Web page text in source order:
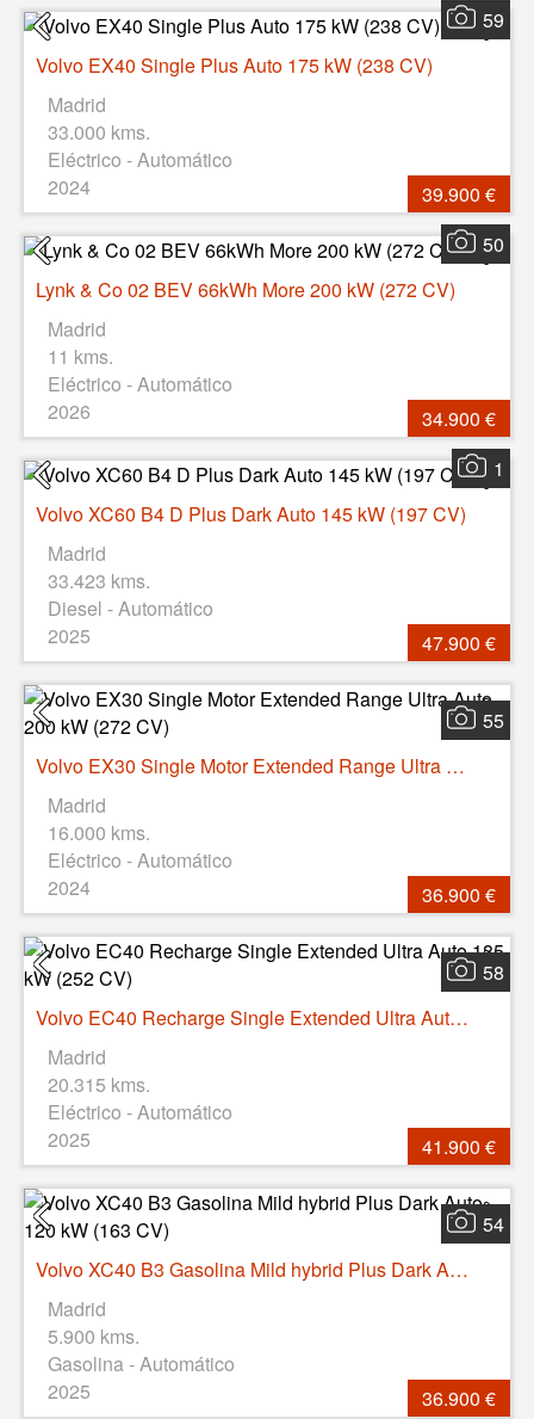
59
Volvo EX40 Single Plus Auto 175 kW (238 CV)
Madrid
33.000 kms.
Eléctrico - Automático
2024
39.900 €
50
Lynk & Co 02 BEV 66kWh More 200 kW (272 CV)
Madrid
11 kms.
Eléctrico - Automático
2026
34.900 €
1
Volvo XC60 B4 D Plus Dark Auto 145 kW (197 CV)
Madrid
33.423 kms.
Diesel - Automático
2025
47.900 €
55
Volvo EX30 Single Motor Extended Range Ultra Auto 200 kW (272 CV)
Madrid
16.000 kms.
Eléctrico - Automático
2024
36.900 €
58
Volvo EC40 Recharge Single Extended Ultra Auto 185 kW (252 CV)
Madrid
20.315 kms.
Eléctrico - Automático
2025
41.900 €
54
Volvo XC40 B3 Gasolina Mild hybrid Plus Dark Auto 120 kW (163 CV)
Madrid
5.900 kms.
Gasolina - Automático
2025
36.900 €